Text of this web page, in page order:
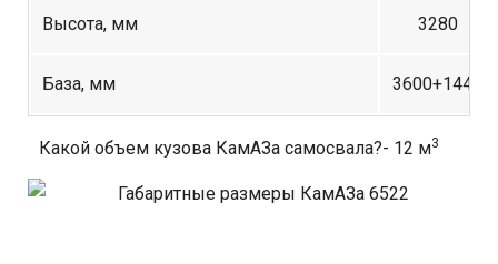
Высота, мм 3280
База, мм 3600+1440
Какой объем кузова КамАЗа самосвала?- 12 м3